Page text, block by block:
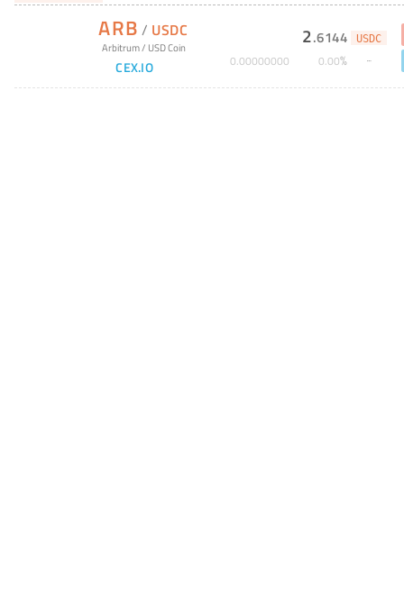
ARB / USDC
Arbitrum/ USD Coin
CEX.IO
2.6144 USDC
0.00000000 0.00%